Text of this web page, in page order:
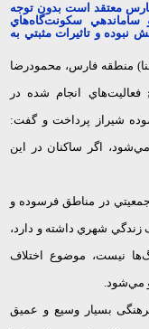
معتقد است بدون توجه
سكونت‌گاه‌هاي
و تاثيرات مثبتي به
منطقه فارس، محمودرضا
انجام شده در
شيراز پرداخت و گفت:
اگر ساكنان در اين
جمعيتي در مناطق فرسوده و
شهري داشته و دارد،
نيست، موضوع اختلاف
مي‌شود.
بسيار وسيع و عميق